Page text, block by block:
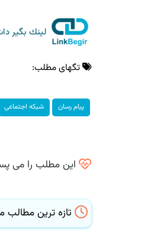
لینك بگیر دات
تگهای مطلب:
پیام رسان شبكه اجتماعی
این مطلب را می
تازه ترین مطالب